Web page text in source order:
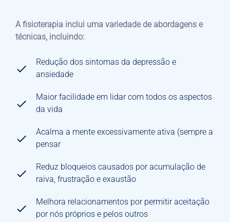
A fisioterapia inclui uma variedade de abordagens e
técnicas, incluindo:
Redução dos sintomas da depressão e
ansiedade
Maior facilidade em lidar com todos os aspectos
da vida
Acalma a mente excessivamente ativa (sempre a
pensar
Reduz bloqueios causados por acumulação de
raiva, frustração e exaustão
Melhora relacionamentos por permitir aceitação
por nós próprios e pelos outros